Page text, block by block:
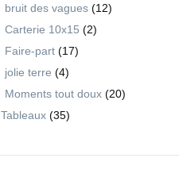
bruit des vagues (12)
Carterie 10x15 (2)
Faire-part (17)
jolie terre (4)
Moments tout doux (20)
Tableaux (35)